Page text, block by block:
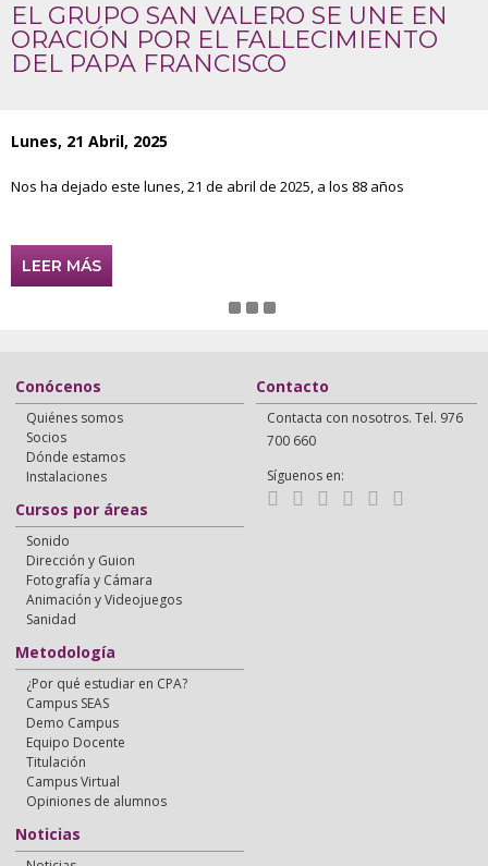
EL GRUPO SAN VALERO SE UNE EN
ORACIÓN POR EL FALLECIMIENTO
DEL PAPA FRANCISCO
Lunes, 21 Abril, 2025
Nos ha dejado este lunes, 21 de abril de 2025, a los 88 años
LEER MÁS
Conócenos
Quiénes somos
Socios
Dónde estamos
Instalaciones
Cursos por áreas
Sonido
Dirección y Guion
Fotografía y Cámara
Animación y Videojuegos
Sanidad
Metodología
¿Por qué estudiar en CPA?
Campus SEAS
Demo Campus
Equipo Docente
Titulación
Campus Virtual
Opiniones de alumnos
Noticias
Contacto
Contacta con nosotros. Tel. 976
700 660
Síguenos en: